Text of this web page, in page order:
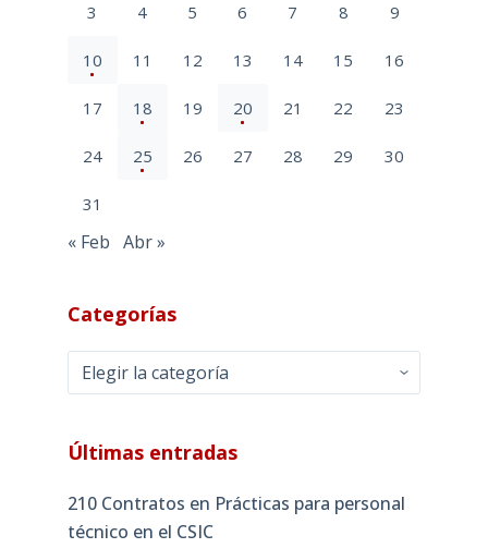
3 4 5 6 7 8 9
10 11 12 13 14 15 16
17 18 19 20 21 22 23
24 25 26 27 28 29 30
31
« Feb Abr »
Categorías
Categorías
Últimas entradas
210 Contratos en Prácticas para personal
técnico en el CSIC